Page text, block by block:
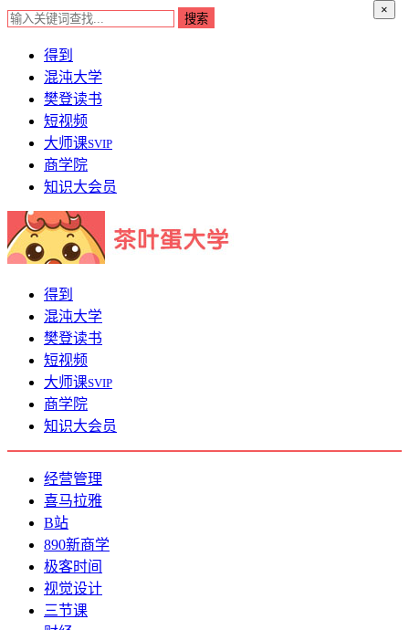
×
得到
混沌大学
樊登读书
短视频
大师课SVIP
商学院
知识大会员
得到
混沌大学
樊登读书
短视频
大师课SVIP
商学院
知识大会员
经营管理
喜马拉雅
B站
890新商学
极客时间
视觉设计
三节课